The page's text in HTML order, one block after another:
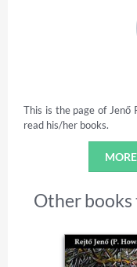
This is the page of Jenő
read his/her books.
Other